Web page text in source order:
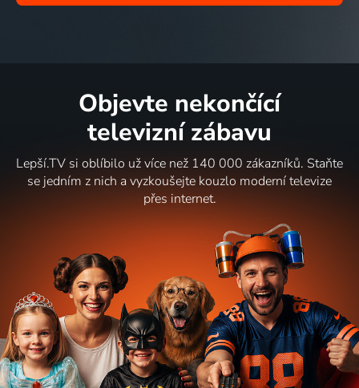
Objevte nekončící
televizní zábavu
Lepší.TV si oblíbilo už více než 140 000 zákazníků. Staňte
se jedním z nich a vyzkoušejte kouzlo moderní televize
přes internet.